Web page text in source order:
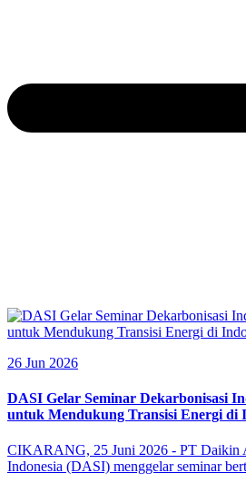
26 Jun 2026
DASI Gelar Seminar Dekarbonisasi
untuk Mendukung Transisi Energi di
CIKARANG, 25 Juni 2026 - PT Daikin
Indonesia (DASI) menggelar seminar